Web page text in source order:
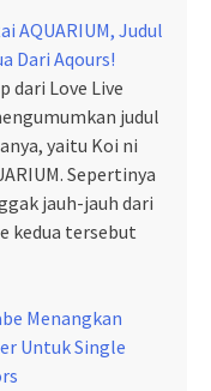
AQUARIUM, Judul
Dari Aqours!
dari Love Live
judul
yaitu Koi ni
Sepertinya
jauh-jauh dari
kedua tersebut
Menangkan
Untuk Single